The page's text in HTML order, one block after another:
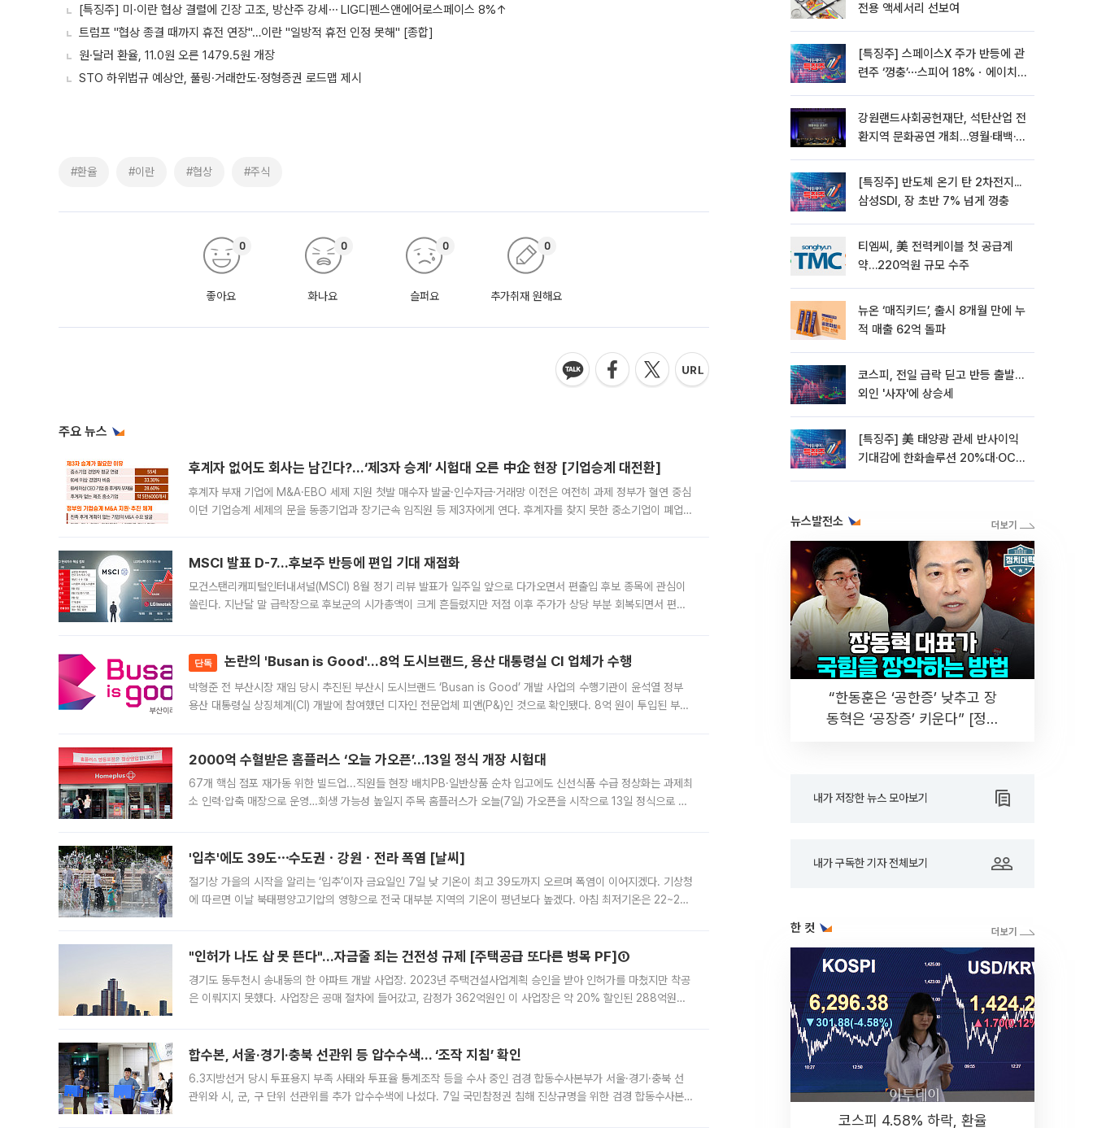
[특징주] 미·이란 협상 결렬에 긴장 고조, 방산주 강세⋯ LIG디펜스앤에어로스페이스 8%↑
트럼프 "협상 종결 때까지 휴전 연장"…이란 "일방적 휴전 인정 못해" [종합]
원·달러 환율, 11.0원 오른 1479.5원 개장
STO 하위법규 예상안, 풀링·거래한도·정형증권 로드맵 제시
#환율 #이란 #협상 #주식
좋아요
0
화나요
0
슬퍼요
0
추가취재 원해요
0
주요 뉴스
후계자 없어도 회사는 남긴다?…‘제3자 승계’ 시험대 오른 中企 현장 [기업승계 대전환]
후계자 부재 기업에 M&A·EBO 세제 지원 첫발 매수자 발굴·인수자금·거래망 이전은 여전히 과제 정부가 혈연 중심
이던 기업승계 세제의 문을 동종기업과 장기근속 임직원 등 제3자에게 연다. 후계자를 찾지 못한 중소기업이 폐업
MSCI 발표 D-7…후보주 반등에 편입 기대 재점화
모건스탠리캐피털인터내셔널(MSCI) 8월 정기 리뷰 발표가 일주일 앞으로 다가오면서 편출입 후보 종목에 관심이
쏠린다. 지난달 말 급락장으로 후보군의 시가총액이 크게 흔들렸지만 저점 이후 주가가 상당 부분 회복되면서 편입
단독 논란의 'Busan is Good'…8억 도시브랜드, 용산 대통령실 CI 업체가 수행
박형준 전 부산시장 재임 당시 추진된 부산시 도시브랜드 ‘Busan is Good’ 개발 사업의 수행기관이 윤석열 정부
용산 대통령실 상징체계(CI) 개발에 참여했던 디자인 전문업체 피앤(P&)인 것으로 확인됐다. 8억 원이 투입된 부산
2000억 수혈받은 홈플러스 ‘오늘 가오픈’...13일 정식 개장 시험대
67개 핵심 점포 재가동 위한 빌드업...직원들 현장 배치PB·일반상품 순차 입고에도 신선식품 수급 정상화는 과제최
소 인력·압축 매장으로 운영…회생 가능성 높일지 주목 홈플러스가 오늘(7일) 가오픈을 시작으로 13일 정식으로 재
'입추'에도 39도⋯수도권ㆍ강원ㆍ전라 폭염 [날씨]
절기상 가을의 시작을 알리는 ‘입추’이자 금요일인 7일 낮 기온이 최고 39도까지 오르며 폭염이 이어지겠다. 기상청
에 따르면 이날 북태평양고기압의 영향으로 전국 대부분 지역의 기온이 평년보다 높겠다. 아침 최저기온은 22~27
"인허가 나도 삽 못 뜬다"…자금줄 죄는 건전성 규제 [주택공급 또다른 병목 PF]①
경기도 동두천시 송내동의 한 아파트 개발 사업장. 2023년 주택건설사업계획 승인을 받아 인허가를 마쳤지만 착공
은 이뤄지지 못했다. 사업장은 공매 절차에 들어갔고, 감정가 362억원인 이 사업장은 약 20% 할인된 288억원에
합수본, 서울·경기·충북 선관위 등 압수수색… ‘조작 지침’ 확인
6.3지방선거 당시 투표용지 부족 사태와 투표율 통계조작 등을 수사 중인 검경 합동수사본부가 서울·경기·충북 선
관위와 시, 군, 구 단위 선관위를 추가 압수수색에 나섰다. 7일 국민참정권 침해 진상규명을 위한 검경 합동수사본
전용 액세서리 선보여
[특징주] 스페이스X 주가 반등에 관
련주 ‘껑충’⋯스피어 18%ㆍ에이치
강원랜드사회공헌재단, 석탄산업 전
환지역 문화공연 개최…영월·태백·삼
[특징주] 반도체 온기 탄 2차전지...
삼성SDI, 장 초반 7% 넘게 껑충
티엠씨, 美 전력케이블 첫 공급계
약…220억원 규모 수주
뉴온 ‘매직키드’, 출시 8개월 만에 누
적 매출 62억 돌파
코스피, 전일 급락 딛고 반등 출발…
외인 '사자'에 상승세
[특징주] 美 태양광 관세 반사이익
기대감에 한화솔루션 20%대·OCI
뉴스발전소
“한동훈은 ‘공한증’ 낮추고 장
동혁은 ‘공장증’ 키운다” [정치
내가 저장한 뉴스 모아보기
내가 구독한 기자 전체보기
한 컷
코스피 4.58% 하락, 환율